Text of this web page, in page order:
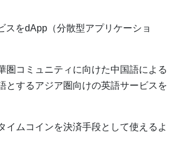
スをdApp（分散型アプリケーショ
圏コミュニティに向けた中国語による
とするアジア圏向けの英語サービスを
イムコインを決済手段として使えるよ